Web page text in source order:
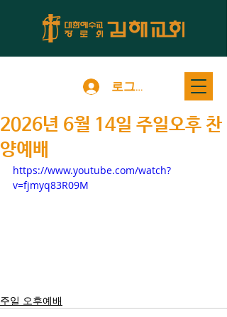
로그인
2026년 6월 14일 주일오후 찬
양예배
https://www.youtube.com/watch?
v=fjmyq83R09M
주일 오후예배